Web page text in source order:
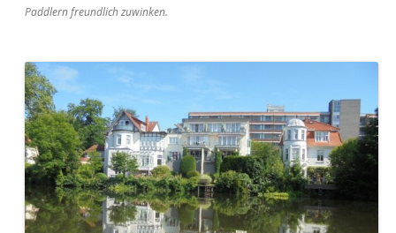
Paddlern freundlich zuwinken.